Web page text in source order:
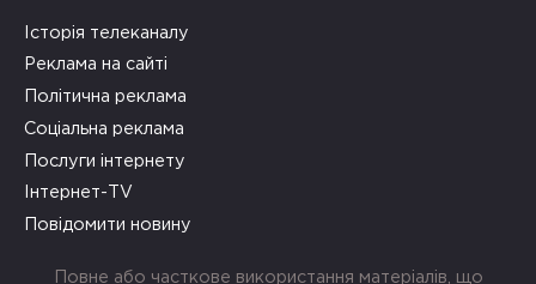
Історія телеканалу
Реклама на сайті
Політична реклама
Соціальна реклама
Послуги інтернету
Інтернет-TV
Повідомити новину
Повне або часткове використання матеріалів, що